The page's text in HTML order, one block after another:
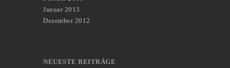
Januar 2013
Dezember 2012
NEUESTE BEITRÄGE